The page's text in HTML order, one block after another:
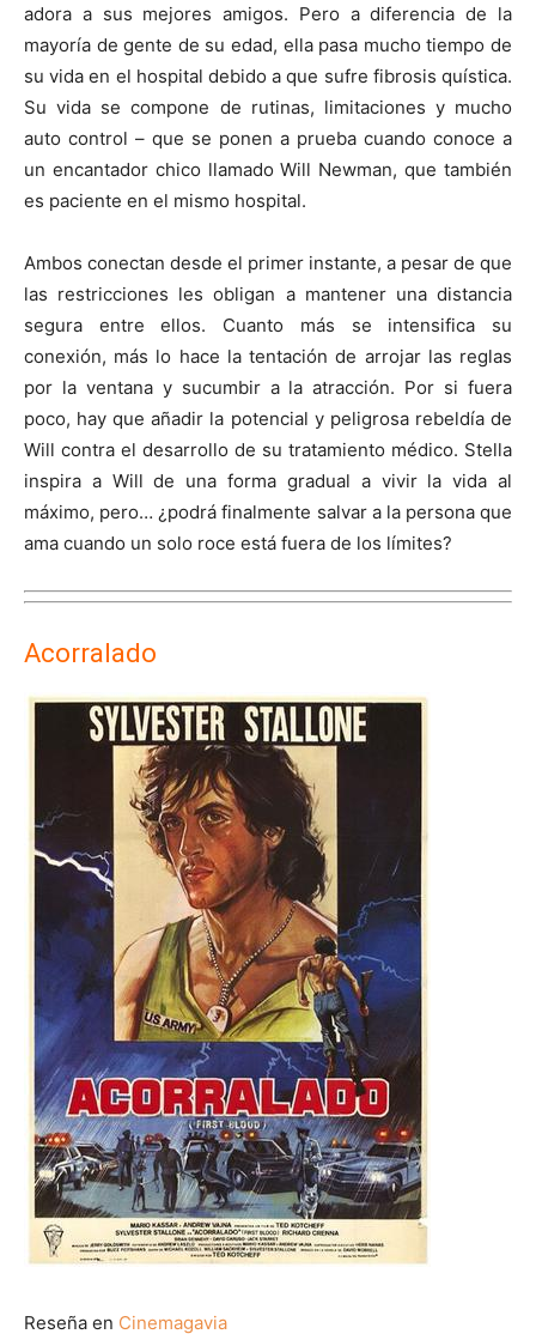
adora a sus mejores amigos. Pero a diferencia de la
mayoría de gente de su edad, ella pasa mucho tiempo de
su vida en el hospital debido a que sufre fibrosis quística.
Su vida se compone de rutinas, limitaciones y mucho
auto control – que se ponen a prueba cuando conoce a
un encantador chico llamado Will Newman, que también
es paciente en el mismo hospital.
Ambos conectan desde el primer instante, a pesar de que
las restricciones les obligan a mantener una distancia
segura entre ellos. Cuanto más se intensifica su
conexión, más lo hace la tentación de arrojar las reglas
por la ventana y sucumbir a la atracción. Por si fuera
poco, hay que añadir la potencial y peligrosa rebeldía de
Will contra el desarrollo de su tratamiento médico. Stella
inspira a Will de una forma gradual a vivir la vida al
máximo, pero… ¿podrá finalmente salvar a la persona que
ama cuando un solo roce está fuera de los límites?
Acorralado
Reseña en Cinemagavia